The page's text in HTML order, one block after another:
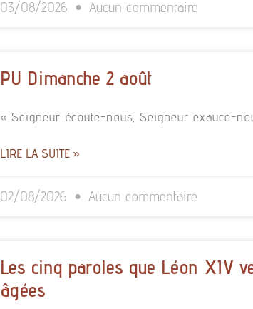
03/08/2026 Aucun commentaire
PU Dimanche 2 août
« Seigneur écoute-nous, Seigneur exauce-
LIRE LA SUITE »
02/08/2026 Aucun commentaire
Les cinq paroles que Léon XIV
âgées